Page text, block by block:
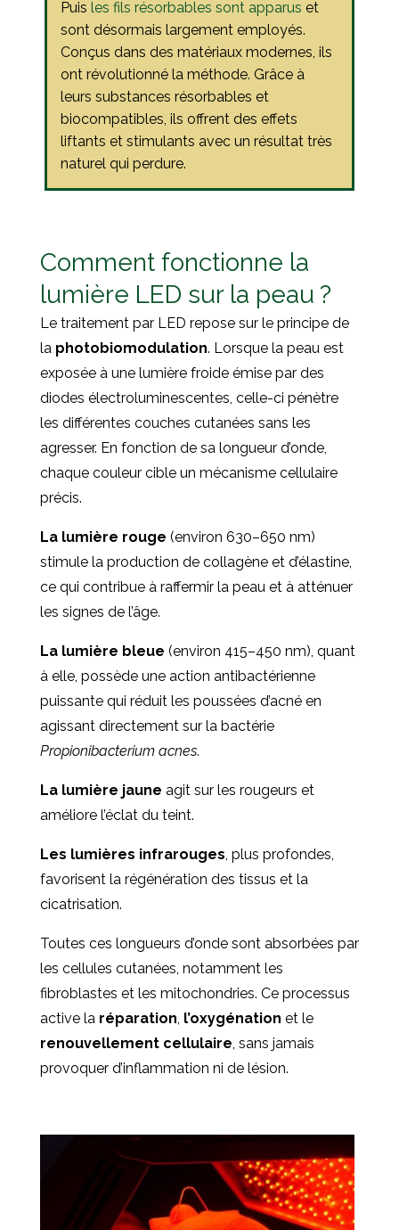
Puis les fils résorbables sont apparus et
sont désormais largement employés.
Conçus dans des matériaux modernes, ils
ont révolutionné la méthode. Grâce à
leurs substances résorbables et
biocompatibles, ils offrent des effets
liftants et stimulants avec un résultat très
naturel qui perdure.
Comment fonctionne la
lumière LED sur la peau ?
Le traitement par LED repose sur le principe de
la photobiomodulation. Lorsque la peau est
exposée à une lumière froide émise par des
diodes électroluminescentes, celle-ci pénètre
les différentes couches cutanées sans les
agresser. En fonction de sa longueur d’onde,
chaque couleur cible un mécanisme cellulaire
précis.
La lumière rouge (environ 630–650 nm)
stimule la production de collagène et d’élastine,
ce qui contribue à raffermir la peau et à atténuer
les signes de l’âge.
La lumière bleue (environ 415–450 nm), quant
à elle, possède une action antibactérienne
puissante qui réduit les poussées d’acné en
agissant directement sur la bactérie
Propionibacterium acnes.
La lumière jaune agit sur les rougeurs et
améliore l’éclat du teint.
Les lumières infrarouges , plus profondes,
favorisent la régénération des tissus et la
cicatrisation.
Toutes ces longueurs d’onde sont absorbées par
les cellules cutanées, notamment les
fibroblastes et les mitochondries. Ce processus
active la réparation l’oxygénation et le
renouvellement cellulaire , sans jamais
provoquer d’inflammation ni de lésion.